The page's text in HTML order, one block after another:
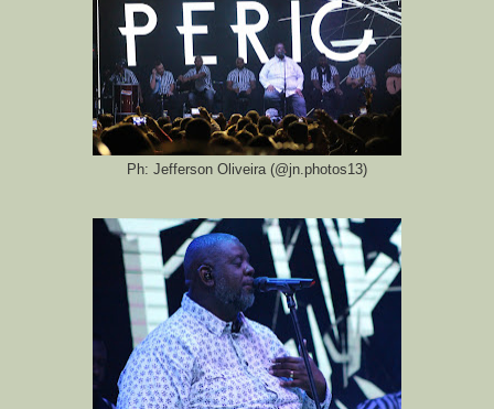
Ph: Jefferson Oliveira (@jn.photos13)